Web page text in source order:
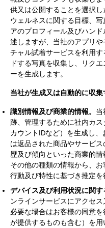
供又は公開することを選択し
ウェルネスに関する目標、
アのプロフィール及びハン
述しますが、当社のアプリ
チャル試着サービスを利用
ドする写真を収集し、リク
ーを生成します。
当社が生成又は自動的に収集
識別情報及び商業的情報。 当
跡、管理するために社内カ
カウントIDなど）を生成し
は返品された商品やサービ
歴及び傾向といった商業的
その他の種類の情報から、
行動及び特性に基づき推定を
デバイス及び利用状況に関す
ンラインサービスにアクセ
必要な場合はお客様の同意
が提供するものも含む）を